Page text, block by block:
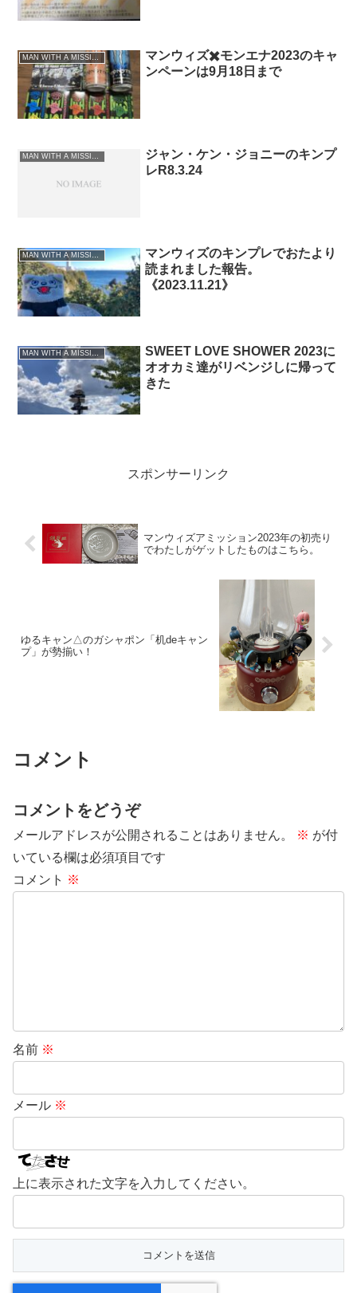
MAN WITH A MISSION
マンウィズ✖️モンエナ2023のキャ
ンペーンは9月18日まで
MAN WITH A MISSION
ジャン・ケン・ジョニーのキンプ
レR8.3.24
マンウィズのキンプレでおたより
読まれました報告。
《2023.11.21》
MAN WITH A MISSION
SWEET LOVE SHOWER 2023に
オオカミ達がリベンジしに帰って
きた
スポンサーリンク
マンウィズアミッション2023年の初売り
でわたしがゲットしたものはこちら。
ゆるキャン△のガシャポン「机deキャン
プ」が勢揃い！
コメント
コメントをどうぞ
メールアドレスが公開されることはありません。 ※ が付
いている欄は必須項目です
コメント ※
名前 ※
メール ※
上に表示された文字を入力してください。